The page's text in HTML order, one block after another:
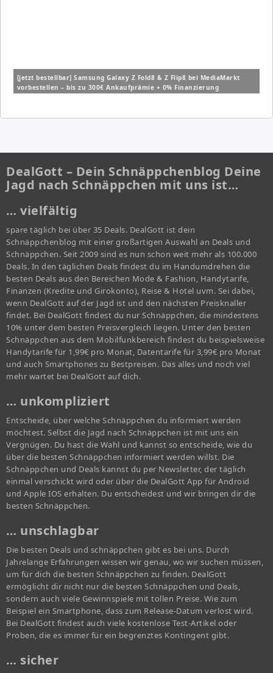
[jetzt bestellbar] Samsung Galaxy Z Fold8 & Z Flip8 bei MediaMarkt
vorbestellen – bis zu 300€ Ankaufprämie + 0% Finanzierung
DealGott – Dein Schnäppchenblog Deine
Jagd nach Schnäppchen mit uns ist…
… vielfältig
spare täglich bei über 35 Deals. DealGott ist dein
Schnäppchenblog mit einer großartigen Auswahl an Deals und
Schnäppchen. Seit 2009 sind es nun schon weit mehr als 100.000
Deals. In den täglichen Deals findest du im Handumdrehen die
besten Deals aus den Bereichen Mode & Fashion, Handytarife,
Finanzen (Kredite und Girokonto), Reise & Hotel uvm. Sei dabei,
wenn DealGott auf der Jagd ist und den nächsten Preisknaller
findet. Bei DealGott findest du nur Schnäppchen, die mindestens
10% unter dem besten Preisvergleich liegen. Unter den besten
Schnäppchen aus dem Mobilfunkbereich findest du beispielsweise
Handytarife für 1,99€ pro Monat, Datentarife für 3,99€ pro Monat
und auch Smartphones zu Bestpreisen. Das alles und noch viel
mehr wartet bei DealGott auf dich.
… unkompliziert
Entscheide, über welche Schnäppchen du informiert werden
möchtest. Selbst die Jagd nach Schnäppchen ist mit uns ein
Vergnügen. Du hast die Wahl und kannst so entscheide, wie du
über die besten Schnäppchen informiert werden willst. Die
Schnäppchen und Deals kannst du per Newsletter, der täglich
einmal verschickt wird oder über die DealGott App für Android
und Apple IOS erhalten. Du entscheidest und wir bringen dir die
besten Schnäppchen.
… unschlagbar
Die besten Deals und schnäppchen gibt es bei uns. Durch
Jahrelange Erfahrungen wissen wir genau, wo wir suchen müssen,
um für dich die besten Schnäppchen zu finden. DealGott
ermöglicht dir nicht nur die besten Schnäppchen und Deals,
sondern auch viele Gewinnspiele mit tollen Preise. Wie zum
Beispiel ein Smartphone, dass zum Release-Datum verlost wird.
Bei DealGott findest auch viele kostenlose Test-Artikel oder
Proben, die es immer für ein begrenztes Kontingent gibt.
… sicher